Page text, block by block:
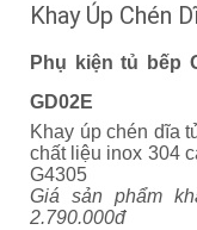
Khay Úp Chén
Phụ kiện tủ bếp
GD02E
Khay úp chén dĩa
chất liệu inox 304
G4305
Giá sản phẩm
2.790.000đ